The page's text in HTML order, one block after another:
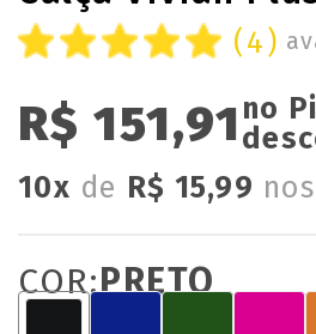
(4)
R$ 151,91 no
10x de R$ 15,99
COR:PRETO